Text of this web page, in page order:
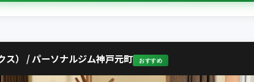
ス） / パーソナルジム神戸元町 おすすめ